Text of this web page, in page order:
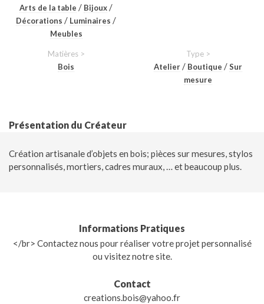
Informations Pratiques
</br> Contactez nous pour réaliser votre projet personnalisé
ou visitez notre site.
Contact
creations.bois@yahoo.fr
Arts de la table / Bijoux /
Décorations / Luminaires /
Meubles
Matières >
Bois
Type >
Atelier / Boutique /Sur
mesure
Présentation du Créateur
Création artisanale d’objets en bois; pièces sur mesures, stylos
personnalisés, mortiers, cadres muraux, … et beaucoup plus.